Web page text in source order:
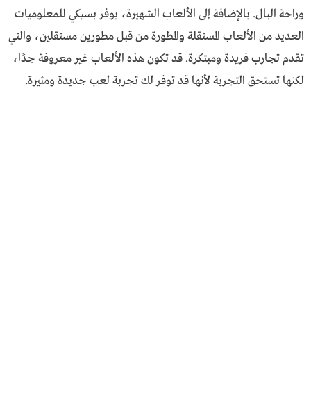
وراحة البال. بالإضافة إلى الألعاب الشهيرة، يوفر بسيكي للمعلوميات
العديد من الألعاب المستقلة والمطورة من قبل مطورين مستقلين، والتي
تقدم تجارب فريدة ومبتكرة. قد تكون هذه الألعاب غير معروفة جدًا،
لكنها تستحق التجربة لأنها قد توفر لك تجربة لعب جديدة ومثيرة.